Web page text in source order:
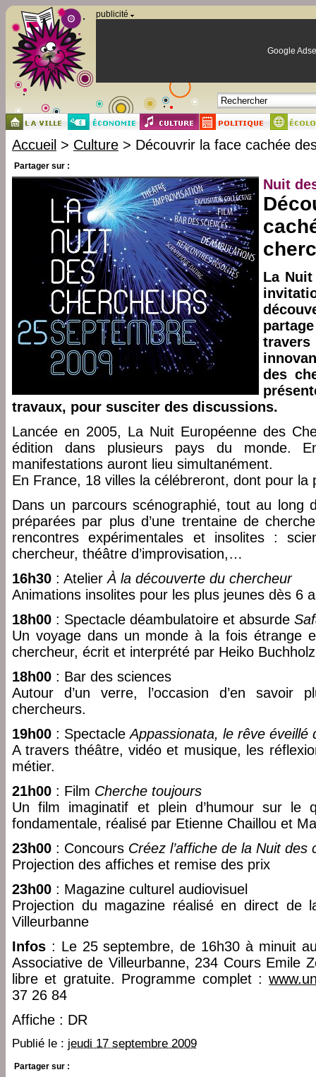
publicité
Google
Accueil > Culture > Découvrir la face cachée
Partager sur :
Nuit
La
des
travaux, pour susciter des discussions.
Lancée en 2005, La Nuit Européenne des
édition dans plusieurs pays du monde.
manifestations auront lieu simultanément.
En France, 18 villes la célébreront, dont pour la
Dans un parcours scénographié, tout au long
préparées par plus d’une trentaine de
rencontres expérimentales et insolites :
chercheur, théâtre d’improvisation,…
16h30 : Atelier À la découverte du chercheur
Animations insolites pour les plus jeunes dès 6
18h00 : Spectacle déambulatoire et absurde
Un voyage dans un monde à la fois étrange
chercheur, écrit et interprété par Heiko
18h00 : Bar des sciences
Autour d’un verre, l’occasion d’en savoir
chercheurs.
19h00 : SpectacleAppassionata, le rêve éveillé
A travers théâtre, vidéo et musique, les
métier.
21h00 : Film Cherche toujours
Un film imaginatif et plein d’humour sur le
fondamentale, réalisé par Etienne Chaillou et
23h00 : Concours Créez l’affiche de la Nuit des
Projection des affiches et remise des prix
23h00 : Magazine culturel audiovisuel
Projection du magazine réalisé en direct de
Villeurbanne
Infos : Le 25 septembre, de 16h30 à minuit
Associative de Villeurbanne, 234 Cours Emile
libre et gratuite. Programme complet :
37 26 84
Affiche : DR
Publié le : jeudi 17 septembre 2009
Partager sur :
Panneau de gestion des cookies